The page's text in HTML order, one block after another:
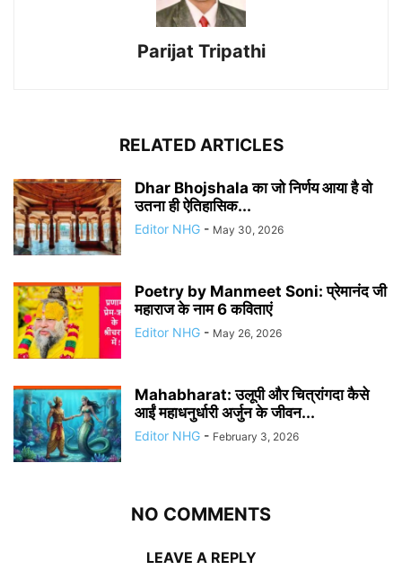
Parijat Tripathi
RELATED ARTICLES
Dhar Bhojshala का जो निर्णय आया है वो
उतना ही ऐतिहासिक...
Editor NHG - May 30, 2026
Poetry by Manmeet Soni: प्रेमानंद जी
महाराज के नाम 6 कविताएं
Editor NHG - May 26, 2026
Mahabharat: उलूपी और चित्रांगदा कैसे
आईं महाधनुर्धारी अर्जुन के जीवन...
Editor NHG - February 3, 2026
NO COMMENTS
LEAVE A REPLY